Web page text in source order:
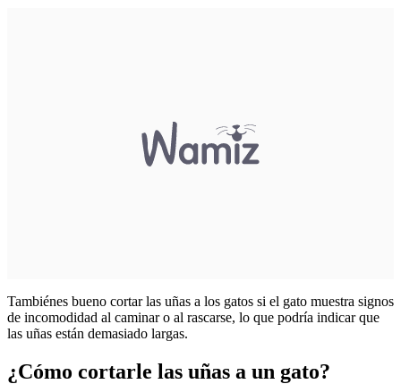
Tambiénes bueno cortar las uñas a los gatos si el gato muestra signos
de incomodidad al caminar o al rascarse, lo que podría indicar que
las uñas están demasiado largas.
¿Cómo cortarle las uñas a un gato?